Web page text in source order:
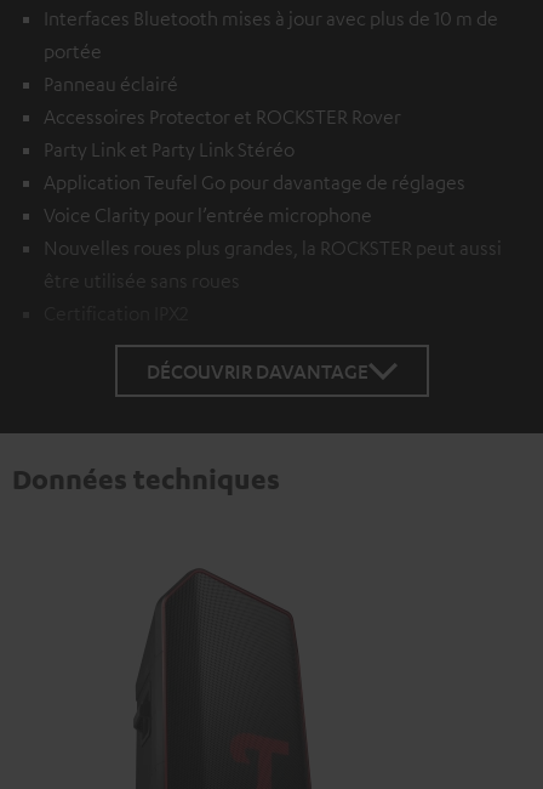
Interfaces Bluetooth mises à jour avec plus de 10 m de
portée
Panneau éclairé
Accessoires Protector et ROCKSTER Rover
Party Link et Party Link Stéréo
Application Teufel Go pour davantage de réglages
Voice Clarity pour l’entrée microphone
Nouvelles roues plus grandes, la ROCKSTER peut aussi
être utilisée sans roues
DÉCOUVRIR DAVANTAGE
Données techniques